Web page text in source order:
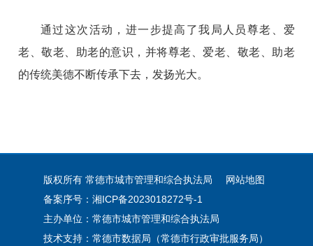
通过这次活动，进一步提高了我局人员尊老、爱
老、敬老、助老的意识，并将尊老、爱老、敬老、助老
的传统美德不断传承下去，发扬光大。
版权所有 常德市城市管理和综合执法局
网站地图
备案序号：湘ICP备2023018272号-1
主办单位：常德市城市管理和综合执法局
技术支持：常德市数据局（常德市行政审批服务局）